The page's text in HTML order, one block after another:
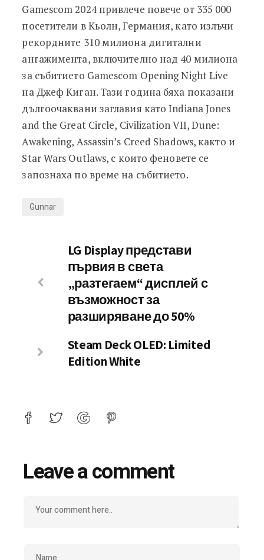
Gamescom 2024 привлече повече от 335 000
посетители в Кьолн, Германия, като излъчи
рекордните 310 милиона дигитални
ангажимента, включително над 40 милиона
за събитието Gamescom Opening Night Live
на Джеф Киган. Тази година бяха показани
дългоочаквани заглавия като Indiana Jones
and the Great Circle, Civilization VII, Dune:
Awakening, Assassin’s Creed Shadows, както и
Star Wars Outlaws, с които феновете се
запознаха по време на събитието.
Gunnar
LG Display представи
първия в света
„разтегаем“ дисплей с
възможност за
разширяване до 50%
Steam Deck OLED: Limited
Edition White
Leave a comment